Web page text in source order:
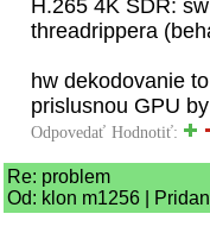
H.265 4K SDR:
threadrippera
hw dekodovanie
prislusnou GPU
Odpovedať Hodnotiť:
Re: problem
Od: klon m1256 |